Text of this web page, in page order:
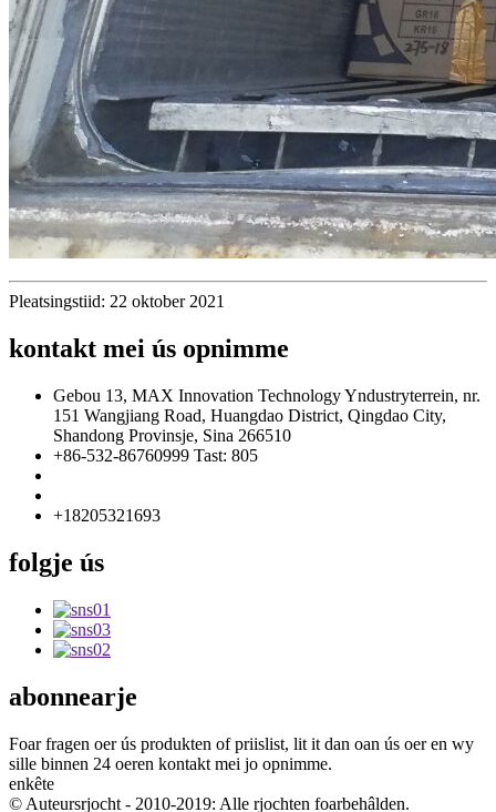
Pleatsingstiid: 22 oktober 2021
kontakt mei ús opnimme
Gebou 13, MAX Innovation Technology Yndustryterrein, nr.
151 Wangjiang Road, Huangdao District, Qingdao City,
Shandong Provinsje, Sina 266510
+86-532-86760999 Tast: 805
+18205321693
folgje ús
abonnearje
Foar fragen oer ús produkten of priislist, lit it dan oan ús oer en wy
sille binnen 24 oeren kontakt mei jo opnimme.
enkête
© Auteursrjocht - 2010-2019: Alle rjochten foarbehâlden.